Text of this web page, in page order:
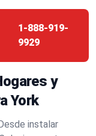
1-888-919-
9929
y
York
instalar